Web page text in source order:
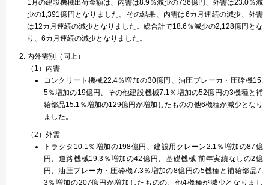
1月の建設機械出荷金額は、内需は8.9％減少の736億円、外需は23.0％減
少の1,391億円となりました。その結果、内需は6カ月連続の減少、外需
は12カ月連続の減少となりました。総合計で18.6％減少の2,128億円とな
り、6カ月連続の減少となりました。
内外需別（同上）
（1）内需
コンクリート機械22.4％増加の30億円、油圧ブレーカ・圧砕機15.
5％増加の19億円、その他建設機械7.1％増加の52億円の3機種と補
給部品15.1％増加の129億円が増加したものの他6機種が減少となり
ました。
（2）外需
トラクタ10.1％増加の198億円、建設用クレーン2.1％増加の87億
円、道路機械19.3％増加の42億円、基礎機械 前年実績なしの2億
円、油圧ブレーカ・圧砕機7.3％増加の8億円の5機種と補給部品7.
3％増加の207億円が増加したものの、他4機種が減少となりまし